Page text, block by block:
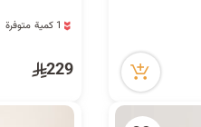
4 مشاهدة مؤخراً
4 مشاهدة مؤخراً
229